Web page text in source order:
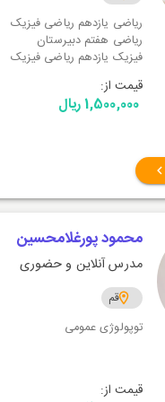
ریاضی یازدهم ریاضی فیزیک
ریاضی هفتم دبیرستان
فیزیک یازدهم ریاضی فیزیک
قیمت از:
1,500,000 ریال
محمود پورغلامحسین
مدرس آنلاین و حضوری
قم
توپولوژی عمومی
قیمت از: